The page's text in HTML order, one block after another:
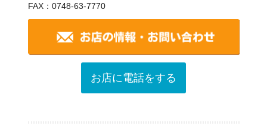
FAX：0748-63-7770
お店に電話をする